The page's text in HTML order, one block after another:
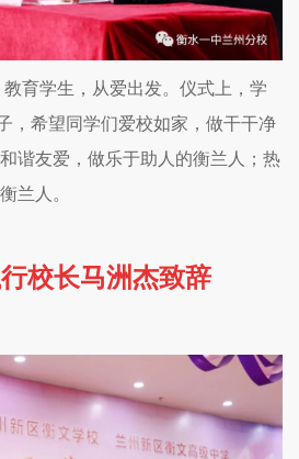
育学生，从爱出发。仪式上，学
，希望同学们爱校如家，做干干净
谐友爱，做乐于助人的衡兰人；热
兰人。
校长马洲杰致辞